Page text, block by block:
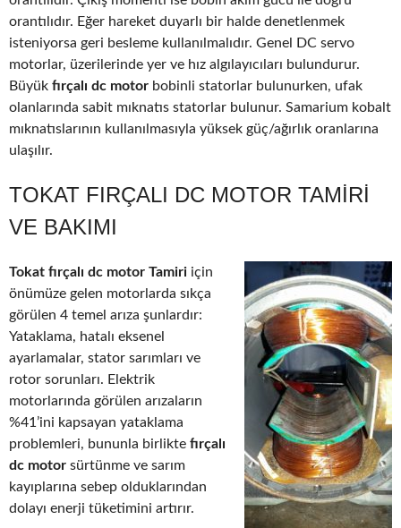
orantılıdır. Eğer hareket duyarlı bir halde denetlenmek
isteniyorsa geri besleme kullanılmalıdır. Genel DC servo
motorlar, üzerilerinde yer ve hız algılayıcıları bulundurur.
Büyük fırçalı dc motor bobinli statorlar bulunurken, ufak
olanlarında sabit mıknatıs statorlar bulunur. Samarium kobalt
mıknatıslarının kullanılmasıyla yüksek güç/ağırlık oranlarına
ulaşılır.
TOKAT FIRÇALI DC MOTOR TAMIRI
VE BAKIMI
Tokat fırçalı dc motor Tamiri için
önümüze gelen motorlarda sıkça
görülen 4 temel arıza şunlardır:
Yataklama, hatalı eksenel
ayarlamalar, stator sarımları ve
rotor sorunları. Elektrik
motorlarında görülen arızaların
%41’ini kapsayan yataklama
problemleri, bununla birlikte fırçalı
dc motor sürtünme ve sarım
kayıplarına sebep olduklarından
dolayı enerji tüketimini artırır.